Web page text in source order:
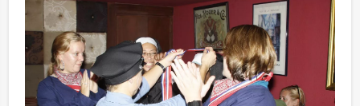
Flikken Middelburg
Vanaf€ 22,50 p.p. excl. BTW
Vanaf 12 personen ‐ 2 uur en 30 minuten